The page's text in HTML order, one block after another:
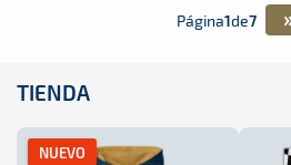
Página1de7
TIENDA
NUEVO